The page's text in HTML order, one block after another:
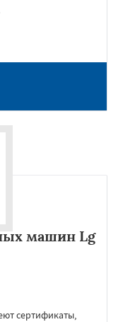
машин Lg
сертификаты,